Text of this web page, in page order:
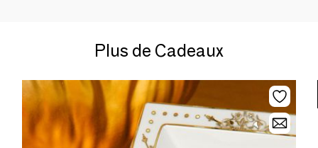
Plus de Cadeaux